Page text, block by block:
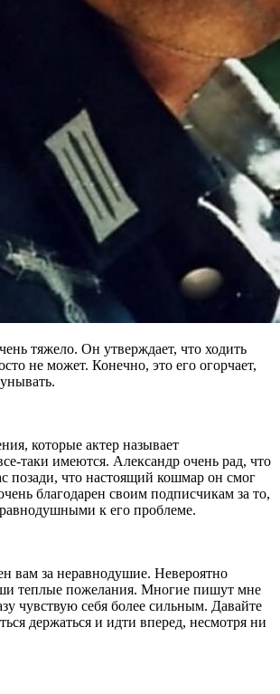
тяжело. Он утверждает, что ходить
не может. Конечно, это его огорчает,
которые актер называет
таки имеются. Александр очень рад, что
позади, что настоящий кошмар он смог
благодарен своим подписчикам за то,
равнодушными к его проблеме.
вам за неравнодушие. Невероятно
теплые пожелания. Многие пишут мне
чувствую себя более сильным. Давайте
держаться и идти вперед, несмотря ни